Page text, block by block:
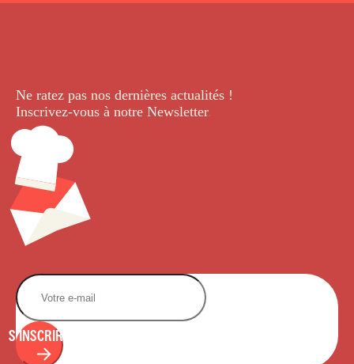
Ne ratez pas nos dernières actualités !
Inscrivez-vous à notre Newsletter.
S'INSCRIRE